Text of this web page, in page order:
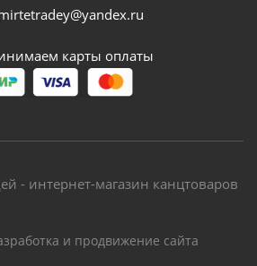
карты оплаты
- интернет-магазин канцтоваров
и продвижение сайта